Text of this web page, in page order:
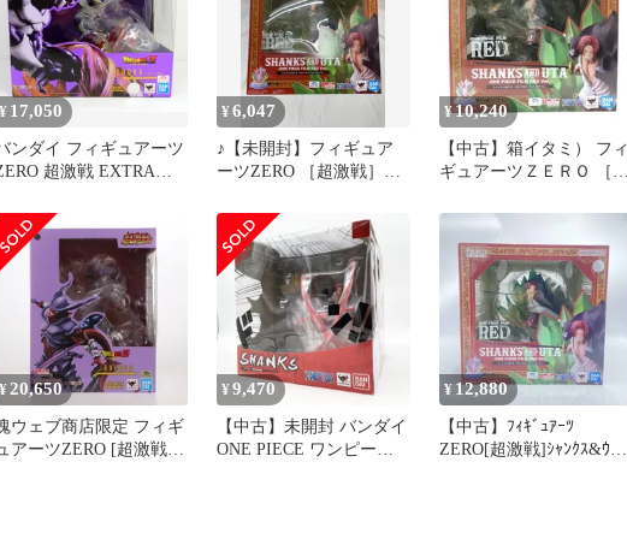
¥ 17,050
ンダイ フィギュアーツ
超激戦 EXTRA
¥6,047
♪【未開封】フィギュア
ーツZERO ［超激戦］ワ
タ -ONE PIECE FILM
RED Ver.■＊同梱不可
¥10,240
【中古】箱イタミ） フィ
ギュアーツＺＥＲＯ ［超
ＯＮＥ ＰＩＥＣＥ ＦＩ
ＬＭ ＲＥＤ Ｖｅｒ．[24]
¥20,650
ウェブ商店限定 フィギ
アーツZERO [超激戦]
¥9,470
【中古】未開封 バンダイ
ONE PIECE ワンピース
¥ 12,880
【中古】ﾌｨｷﾞｭｱｰﾂ
ZERO[超激戦]ｼｬﾝｸｽ&ｳﾀ